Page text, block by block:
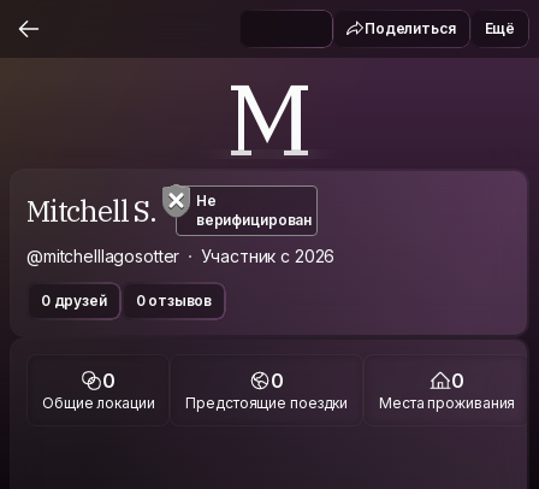
Поделиться Ещё
M
Mitchell S.
Не
верифицирован
@mitchelllagosotter Участник с 2026
0 друзей 0 отзывов
0
Общие локации
0
Предстоящие поездки
0
Места проживания